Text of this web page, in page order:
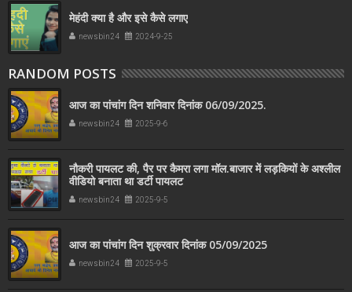
मेहंदी क्या है और इसे कैसे लगाए
newsbin24 2024-9-25
RANDOM POSTS
आज का पांचांग दिन शनिवार दिनांक 06/09/2025.
newsbin24 2025-9-6
नौकरी पायलट की, पैर पर कैमरा लगा मॉल.बाजार में लड़कियों के अश्लील
वीडियो बनाता था डर्टी पायलट
newsbin24 2025-9-5
आज का पांचांग दिन शुक्रवार दिनांक 05/09/2025
newsbin24 2025-9-5